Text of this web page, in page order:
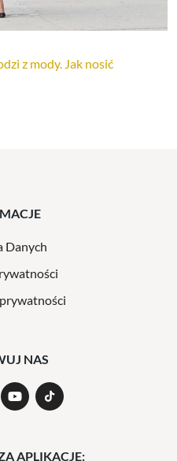
z mody. Jak nosić
Danych
NAS
APLIKACJĘ: